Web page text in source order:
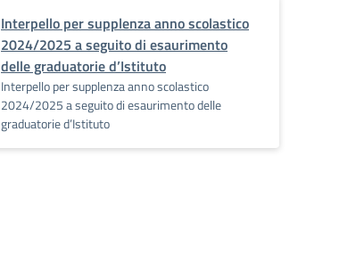
Interpello per supplenza anno scolastico
2024/2025 a seguito di esaurimento
delle graduatorie d’Istituto
Interpello per supplenza anno scolastico
2024/2025 a seguito di esaurimento delle
graduatorie d’Istituto